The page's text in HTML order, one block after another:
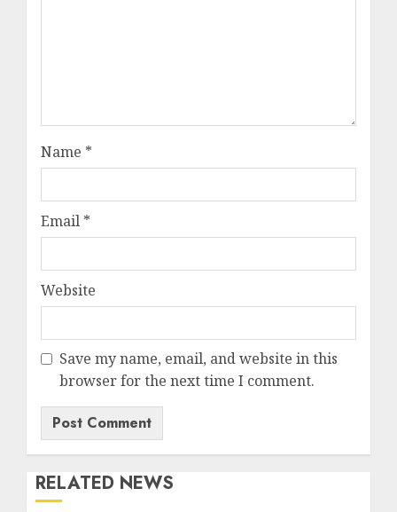
Name *
Email *
Website
Save my name, email, and website in this
browser for the next time I comment.
RELATED NEWS